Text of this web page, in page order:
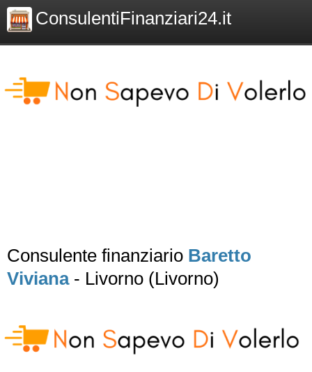
ConsulentiFinanziari24.it
Consulente finanziario Baretto
Viviana- Livorno (Livorno)